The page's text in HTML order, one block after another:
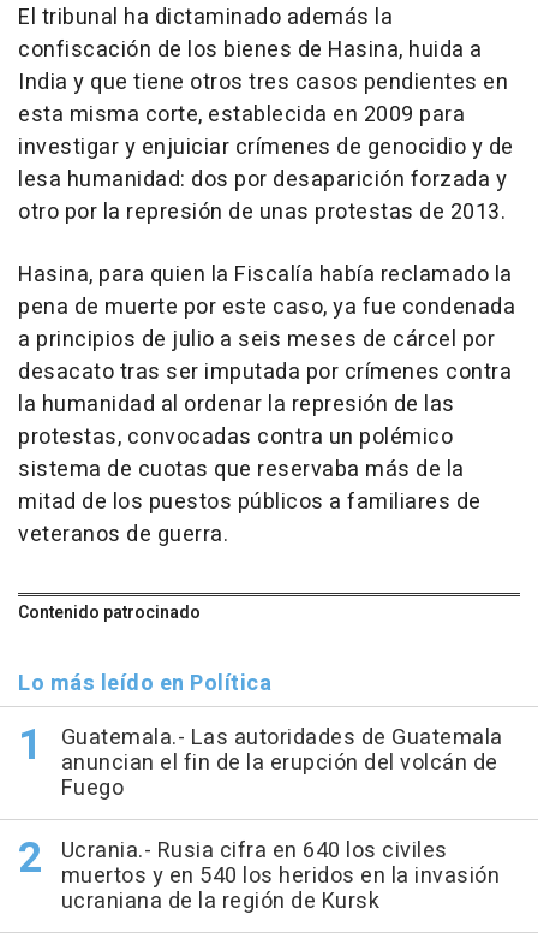
El tribunal ha dictaminado además la
confiscación de los bienes de Hasina, huida a
India y que tiene otros tres casos pendientes en
esta misma corte, establecida en 2009 para
investigar y enjuiciar crímenes de genocidio y de
lesa humanidad: dos por desaparición forzada y
otro por la represión de unas protestas de 2013.
Hasina, para quien la Fiscalía había reclamado la
pena de muerte por este caso, ya fue condenada
a principios de julio a seis meses de cárcel por
desacato tras ser imputada por crímenes contra
la humanidad al ordenar la represión de las
protestas, convocadas contra un polémico
sistema de cuotas que reservaba más de la
mitad de los puestos públicos a familiares de
veteranos de guerra.
Contenido patrocinado
Lo más leído en Política
Guatemala.- Las autoridades de Guatemala
anuncian el fin de la erupción del volcán de
Fuego
Ucrania.- Rusia cifra en 640 los civiles
muertos y en 540 los heridos en la invasión
ucraniana de la región de Kursk